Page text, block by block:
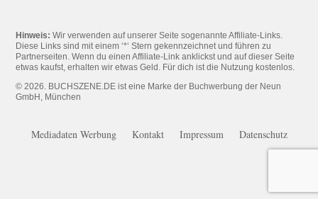
Hinweis: Wir verwenden auf unserer Seite sogenannte Affiliate-Links.
Diese Links sind mit einem ‘*‘ Stern gekennzeichnet und führen zu
Partnerseiten. Wenn du einen Affiliate-Link anklickst und auf dieser Seite
etwas kaufst, erhalten wir etwas Geld. Für dich ist die Nutzung kostenlos.
© 2026. BUCHSZENE.DE ist eine Marke der Buchwerbung der Neun
GmbH, München
Mediadaten Werbung Kontakt Impressum Datenschutz